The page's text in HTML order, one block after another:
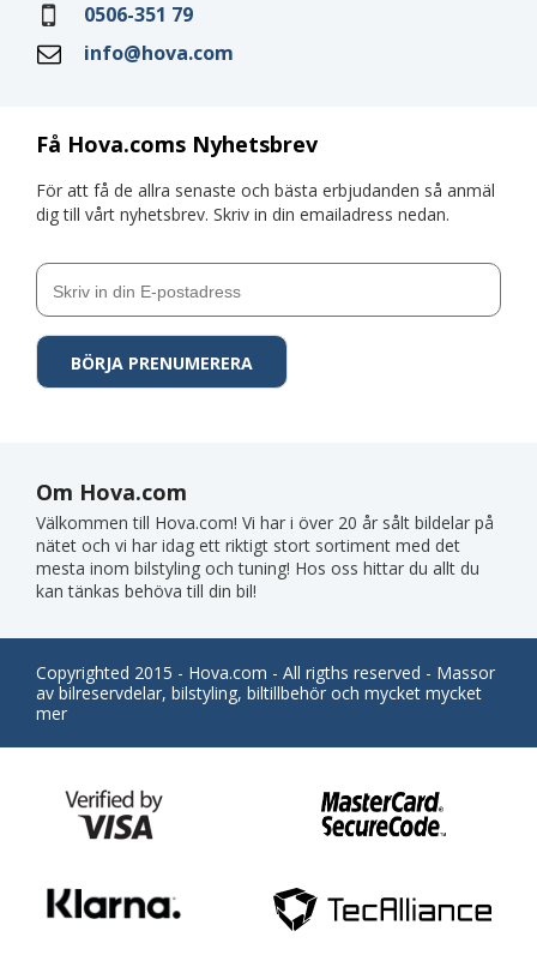
Få Hova.coms Nyhetsbrev
För att få de allra senaste och bästa erbjudanden så anmäl
dig till vårt nyhetsbrev. Skriv in din emailadress nedan.
0506-351 79
info@hova.com
Om Hova.com
Välkommen till Hova.com! Vi har i över 20 år sålt bildelar på
nätet och vi har idag ett riktigt stort sortiment med det
mesta inom bilstyling och tuning! Hos oss hittar du allt du
kan tänkas behöva till din bil!
Copyrighted 2015 - Hova.com - All rigths reserved - Massor
av bilreservdelar, bilstyling, biltillbehör och mycket mycket
mer